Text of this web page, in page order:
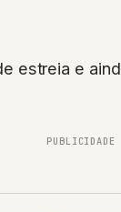
estreia e
PUBLICIDADE